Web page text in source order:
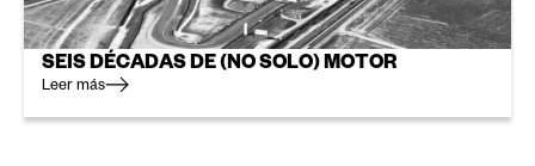
SEIS DÉCADAS DE (NO SOLO) MOTOR
Leer más